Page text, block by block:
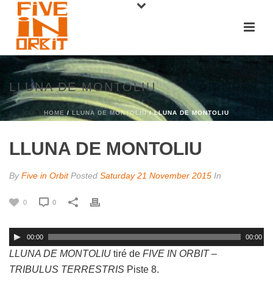
LLUNA DE MONTOLIU
HOME / LLUNA DE MONTOLIU/ LLUNA DE MONTOLIU
LLUNA DE MONTOLIU
ByFive in Orbit Posted Saturday 21 November 2015 In
0 0
00:00 00:00
LLUNA DE MONTOLIU tiré de FIVE IN ORBIT –
TRIBULUS TERRESTRIS Piste 8.